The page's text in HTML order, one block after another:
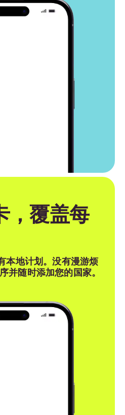
，覆盖每
本地计划。没有漫游烦
并随时添加您的国家。